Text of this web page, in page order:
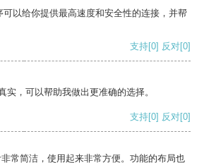
以给你提供最高速度和安全性的连接，并帮
支持[0] 反对[0]
实，可以帮助我做出更准确的选择。
支持[0] 反对[0]
常简洁，使用起来非常方便。功能的布局也